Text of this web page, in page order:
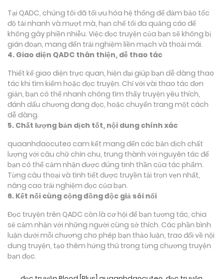
Tại QADC, chúng tôi đã tối ưu hóa hệ thống để đảm bảo tốc
độ tải nhanh và mượt mà, hạn chế tối đa quảng cáo để
không gây phiền nhiễu. Việc đọc truyện của bạn sẽ không bị
gián đoạn, mang đến trải nghiệm liền mạch và thoải mái.
4. Giao diện QADC thân thiện, dễ thao tác
Thiết kế giao diện trực quan, hiện đại giúp bạn dễ dàng thao
tác khi tìm kiếm hoặc đọc truyện. Chỉ với vài thao tác đơn
giản, bạn có thể nhanh chóng tìm thấy truyện yêu thích,
đánh dấu chương đang đọc, hoặc chuyển trang một cách
dễ dàng.
5. Chất lượng bản dịch tốt, nội dung chính xác
quaanhdaocuteo cam kết mang đến các bản dịch chất
lượng với câu chữ chỉn chu, trung thành với nguyên tác để
bạn có thể cảm nhận được đúng tinh thần của tác phẩm.
Từng câu thoại và tình tiết được truyền tải trọn vẹn nhất,
nâng cao trải nghiệm đọc của bạn.
6. Kết nối cùng cộng đồng độc giả sôi nổi
Đọc truyện trên QADC còn là cơ hội để bạn tương tác, chia
sẻ cảm nhận với những người cùng sở thích. Các phần bình
luận dưới mỗi chương cho phép bạn thảo luận, trao đổi về nội
dung truyện, tạo thêm hứng thú trong từng chương truyện
bạn đọc.